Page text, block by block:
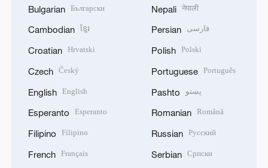
Bulgarian Български
Cambodian ខ្មែរ
Croatian Hrvatski
Czech Český
English English
Esperanto Esperanto
Filipino Filipino
French Français
Nepali नेपाली
Persian فارسی
Polish Polski
Portuguese Português
Pashto پښتو
Romanian Română
Russian Русский
Serbian Српски